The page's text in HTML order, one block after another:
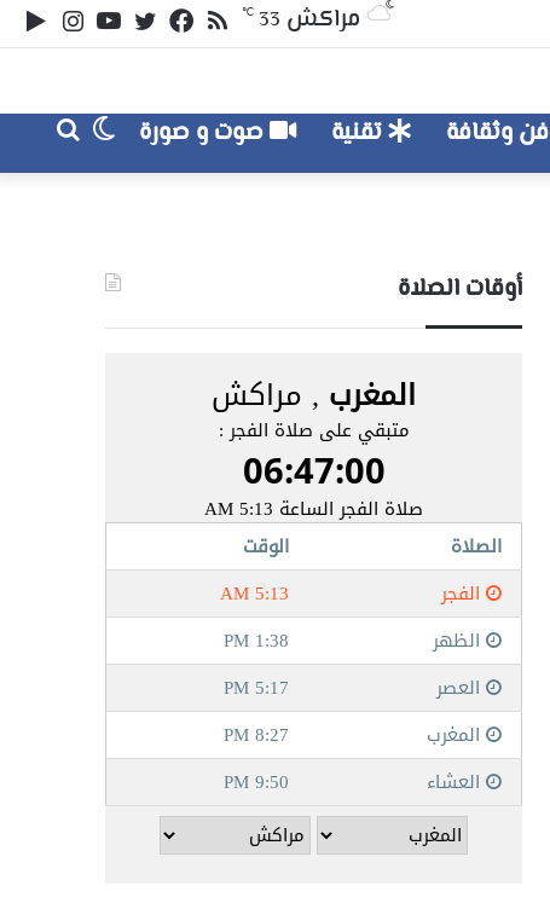
يوتيوبتويتر
فيسبوكملخص
الموقع
مراكش 33
℃
فن وثقافة تقنية صوت و صورة
بحث
عن
الوضع
المظلم
أوقات الصلاة